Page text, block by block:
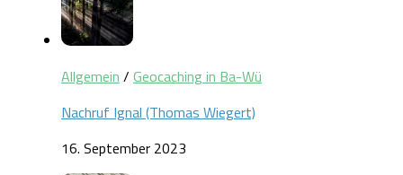
Allgemein / Geocaching in Ba-Wü
Nachruf Ignal (Thomas Wiegert)
16. September 2023